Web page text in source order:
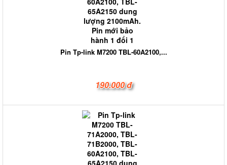
Pin Tp-link M7200 TBL-60A2100,...
190.000 đ